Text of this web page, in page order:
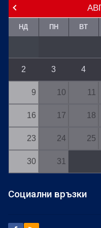
НД ПН ВТ
2 3 4
9 10 11
16 17 18
23 24 25
30 31
Социални връзки